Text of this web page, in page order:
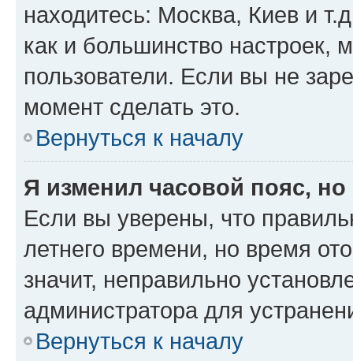
находитесь: Москва, Киев и
как и большинство настроек,
пользователи. Если вы не
момент сделать это.
Вернуться к началу
Я изменил часовой пояс,
Если вы уверены, что
летнего времени, но время
значит, неправильно
администратора для
Вернуться к началу